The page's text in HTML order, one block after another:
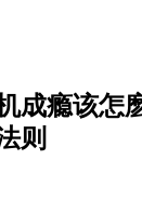
成瘾该怎
则